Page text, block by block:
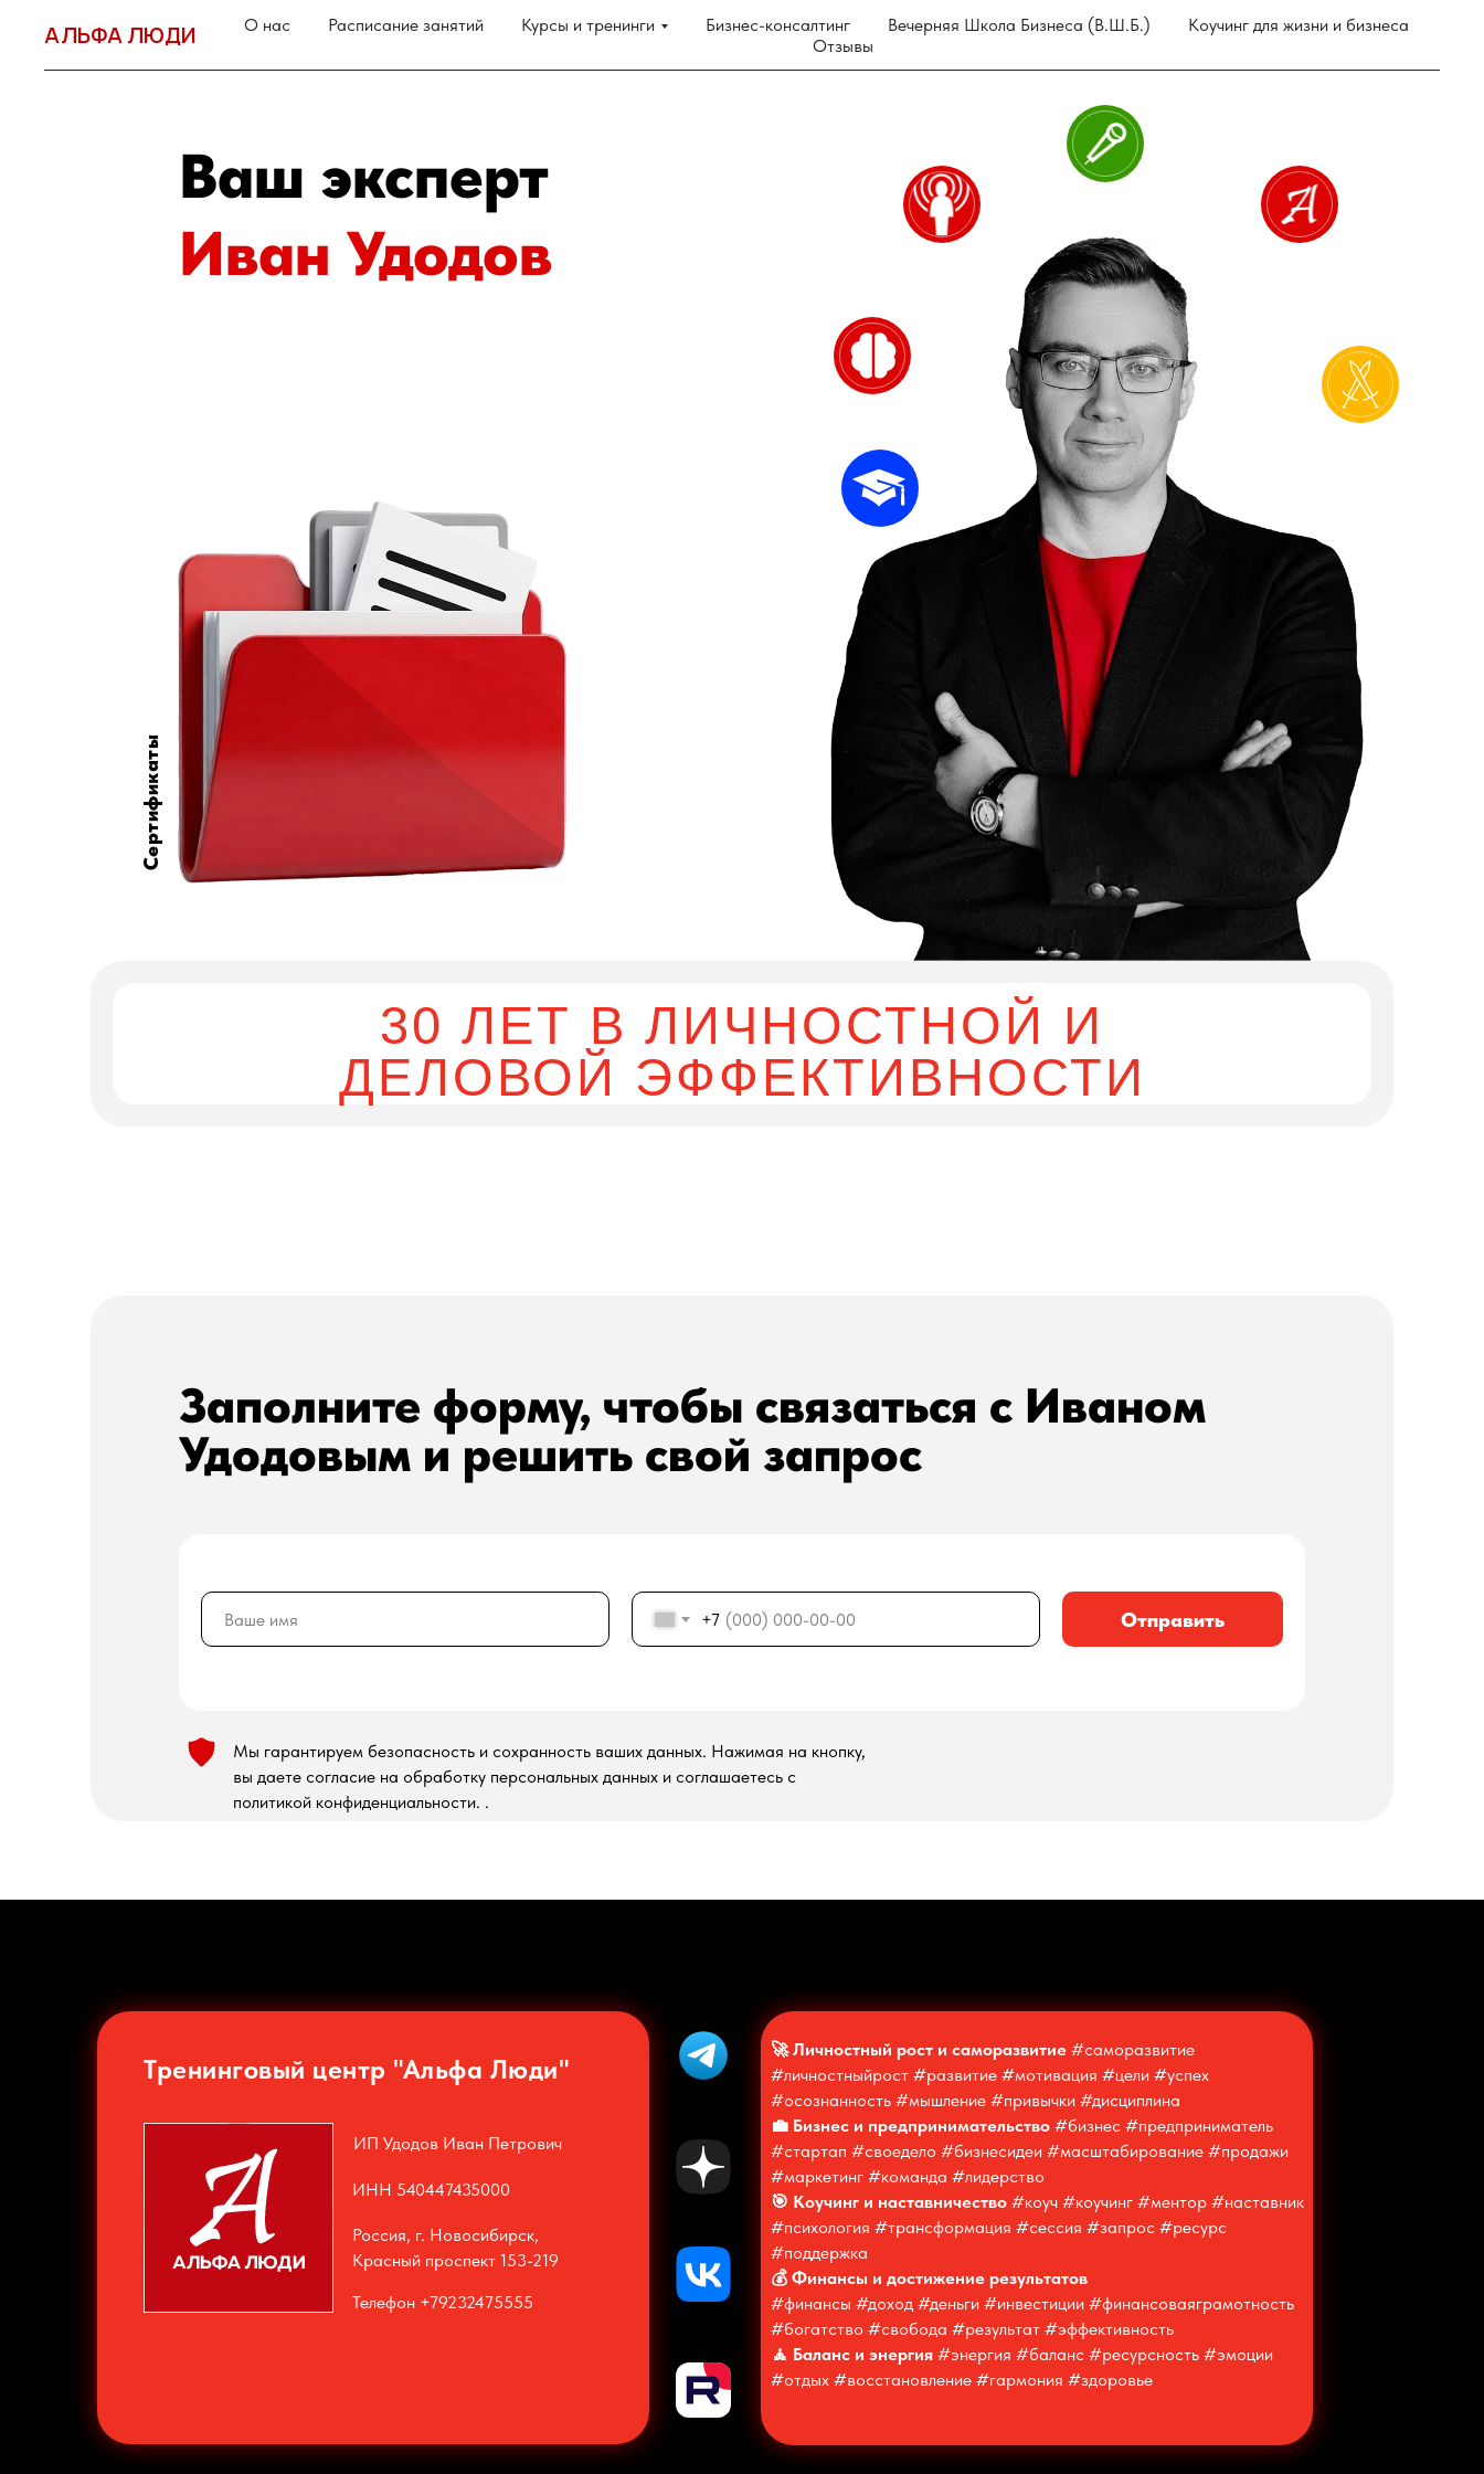
АЛЬФА ЛЮДИ О нас Расписание занятий Курсы и тренинги Бизнес-консалтинг Вечерняя Школа Бизнеса (В.Ш.Б.)
Коучинг для жизни и бизнеса
Отзывы
Ваш эксперт
Иван Удодов
30 ЛЕТ В ЛИЧНОСТНОЙ И
ДЕЛОВОЙ ЭФФЕКТИВНОСТИ
Сертификаты
Заполните форму, чтобы связаться с Иваном
Удодовым и решить свой запрос
+7 Отправить
Мы гарантируем безопасность и сохранность ваших данных. Нажимая на кнопку,
вы даете согласие на обработку персональных данных и соглашаетесь c
политикой конфиденциальности. .
Тренинговый центр "Альфа Люди"
Телефон +79232475555
Россия, г. Новосибирск,
Красный проспект 153-219
ИНН 540447435000
ИП Удодов Иван Петрович
🚀 Личностный рост и саморазвитие #саморазвитие
#личностныйрост #развитие #мотивация #цели #успех
#осознанность #мышление #привычки #дисциплина
💼 Бизнес и предпринимательство #бизнес #предприниматель
#стартап #своедело #бизнесидеи #масштабирование #продажи
#маркетинг #команда #лидерство
🎯 Коучинг и наставничество #коуч #коучинг #ментор #наставник
#психология #трансформация #сессия #запрос #ресурс
#поддержка
💰 Финансы и достижение результатов
#финансы #доход #деньги #инвестиции #финансоваяграмотность
#богатство #свобода #результат #эффективность
🧘 Баланс и энергия #энергия #баланс #ресурсность #эмоции
#отдых #восстановление #гармония #здоровье